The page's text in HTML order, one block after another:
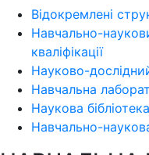
Відокремлені
Навчально-
кваліфікації
Науково-
Навчальна
Наукова бібліотека
Навчально-